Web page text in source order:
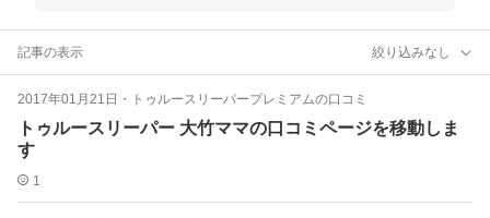
記事の表示 絞り込みなし
2017年01月21日 ・ トゥルースリーパープレミアムの口コミ
トゥルースリーパー 大竹ママの口コミページを移動しま
す
1